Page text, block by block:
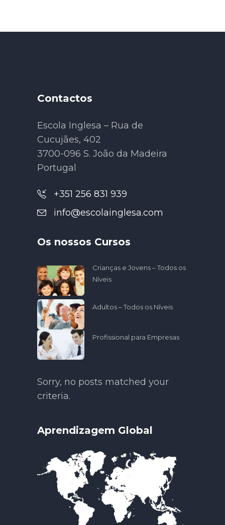
Contactos
Escola Inglesa – Rua de
Cucujães, 402
3700-096 S. João da Madeira
Portugal
+351 256 831 939
info@escolainglesa.com
Os nossos Cursos
Crianças e Jovens – Todos os
Níveis
Adultos – Todos os Níveis
Profissional para Empresas
Sorry, no posts matched your
criteria.
Aprendizagem Global